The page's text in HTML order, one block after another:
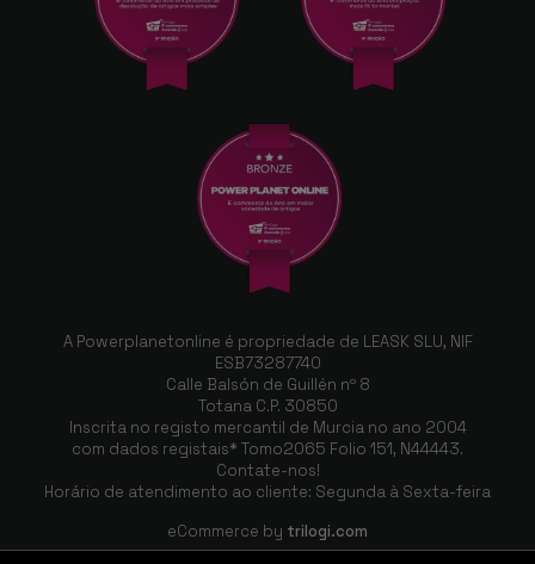
MUITOS A USAREM ESTE SITE RECEBES NA
HORA - 128GB, Branco
8 SCREWS 23 SL
Muito bom - 128GB, Rosa
Almaris Rivas Rivas
A MINHA ENCOMENDA VEIO MUITO RAPIDO E
EMBALAGEM RESISTENTE E SUPER GIRA .
ADOREI - 128GB, Rosa
A Powerplanetonline é propriedade de LEASK SLU, NIF
ESB73287740
Calle Balsón de Guillén nº 8
Totana C.P. 30850
Inscrita no registo mercantil de Murcia no ano 2004
com dados registais* Tomo2065 Folio 151, N44443.
Contate-nos!
Horário de atendimento ao cliente: Segunda à Sexta-feira
eCommerce by trilogi.com